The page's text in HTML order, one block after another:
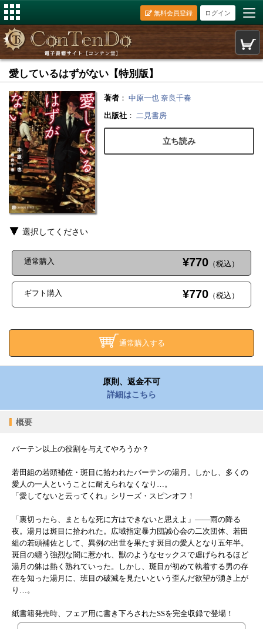
ログイン
無料会員登録
愛しているはずがない【特別版】
著者 ： 中原一也 奈良千春
出版社 ： 二見書房
立ち読み
選択してください
通常購入 ¥770 （税込）
ギフト購入 ¥770 （税込）
通常購入する
原則、返金不可
詳細はこちら
概要
バーテン以上の役割を与えてやろうか？
若田組の若頭補佐・斑目に拾われたバーテンの湯月。しかし、多くの
愛人の一人ということに耐えられなくなり…。
「愛してないと云ってくれ」シリーズ・スピンオフ！
「裏切ったら、まともな死に方はできないと思えよ」――雨の降る
夜。湯月は斑目に拾われた。広域指定暴力団誠心会の二次団体、若田
組の若頭補佐として、異例の出世を果たす斑目の愛人となり五年半。
斑目の纏う強烈な闇に惹かれ、獣のようなセックスで虐げられるほど
湯月の躰は熱く熟れていった。しかし、斑目が初めて執着する男の存
在を知った湯月に、班目の破滅を見たいという歪んだ欲望が湧き上が
り…。
紙書籍発売時、フェア用に書き下ろされたSSを完全収録で登場！